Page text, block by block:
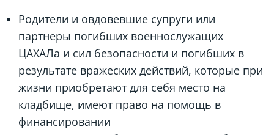
Родители и овдовевшие супруги или
партнеры погибших военнослужащих
ЦАХАЛа и сил безопасности и погибших в
результате вражеских действий, которые при
жизни приобретают для себя место на
кладбище, имеют право на помощь в
финансировании